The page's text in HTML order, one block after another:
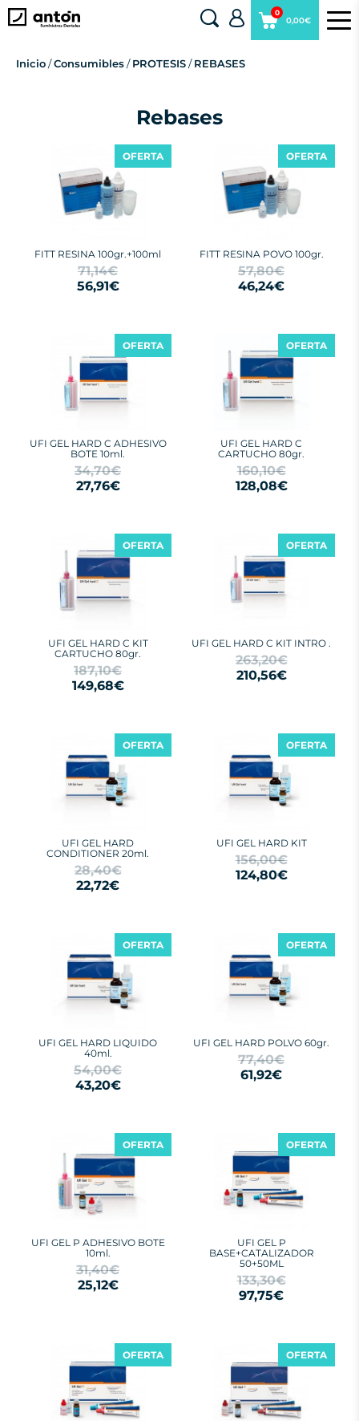
0,00€
0
Inicio/Consumibles/PROTESIS/REBASES
Rebases
FITT RESINA 100gr.+100ml
71,14€
56,91€
OFERTA
FITT RESINA POVO 100gr.
57,80€
46,24€
OFERTA
UFI GEL HARD C ADHESIVO
BOTE 10ml.
34,70€
27,76€
OFERTA
UFI GEL HARD C
CARTUCHO 80gr.
160,10€
128,08€
OFERTA
UFI GEL HARD C KIT
CARTUCHO 80gr.
187,10€
149,68€
OFERTA
UFI GEL HARD C KIT INTRO .
263,20€
210,56€
OFERTA
UFI GEL HARD
CONDITIONER 20ml.
28,40€
22,72€
OFERTA
UFI GEL HARD KIT
156,00€
124,80€
OFERTA
UFI GEL HARD LIQUIDO
40ml.
54,00€
43,20€
OFERTA
UFI GEL HARD POLVO 60gr.
77,40€
61,92€
OFERTA
UFI GEL P ADHESIVO BOTE
10ml.
31,40€
25,12€
OFERTA
UFI GEL P
BASE+CATALIZADOR
50+50ML
133,30€
97,75€
OFERTA
OFERTA OFERTA